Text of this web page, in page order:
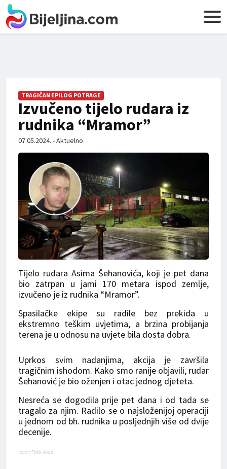
TRAGIČAN EPILOG POTRAGE
Izvučeno tijelo rudara iz
rudnika “Mramor”
07.05.2024. - Aktuelno
Tijelo rudara Asima Šehanovića, koji je pet dana
bio zatrpan u jami 170 metara ispod zemlje,
izvučeno je iz rudnika “Mramor”.
Spasilačke ekipe su radile bez prekida u
ekstremno teškim uvjetima, a brzina probijanja
terena je u odnosu na uvjete bila dosta dobra.
Uprkos svim nadanjima, akcija je završila
tragičnim ishodom. Kako smo ranije objavili, rudar
Šehanović je bio oženjen i otac jednog djeteta.
Nesreća se dogodila prije pet dana i od tada se
tragalo za njim. Radilo se o najsloženijoj operaciji
u jednom od bh. rudnika u posljednjih više od dvije
decenije.
Izvor/Foto: Avaz